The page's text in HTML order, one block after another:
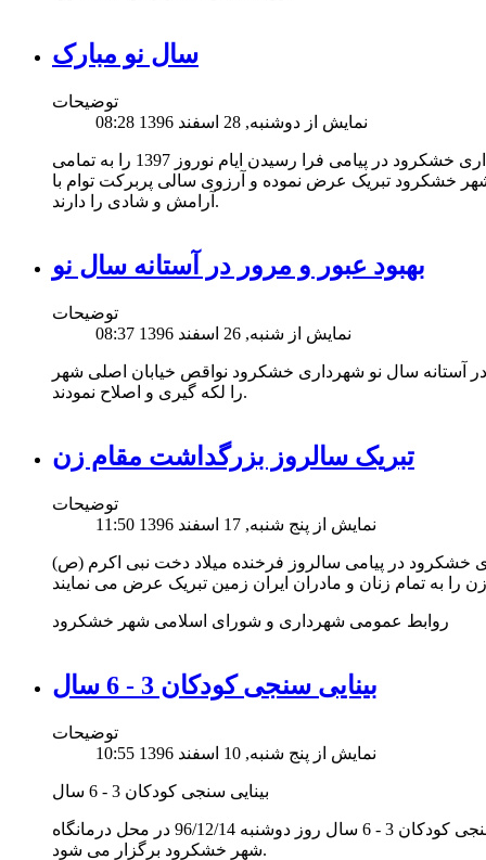
سال نو مبارک
توضیحات
نمایش از دوشنبه, 28 اسفند 1396 08:28
شهردار شورای اسلامی و پرسنل شهرداری خشکرود در پیامی فرا رسیدن ایام نوروز 1397 را به تمامی
خشکرود تبریک عرض نموده و آرزوی سالی پربرکت توام با
آرامش و شادی را دارند.
بهبود عبور و مرور در آستانه سال نو
توضیحات
نمایش از شنبه, 26 اسفند 1396 08:37
سال نو شهرداری خشکرود نواقص خیابان اصلی شهر
را لکه گیری و اصلاح نمودند.
تبریک سالروز بزرگداشت مقام زن
توضیحات
نمایش از پنج شنبه, 17 اسفند 1396 11:50
خشکرود در پیامی سالروز فرخنده میلاد دخت نبی اکرم (ص)
روابط عمومی شهرداری و شورای اسلامی شهر خشکرود
بینایی سنجی کودکان 3 - 6 سال
توضیحات
نمایش از پنج شنبه, 10 اسفند 1396 10:55
بینایی سنجی کودکان 3 - 6 سال
به اطلاع همشهریان عزیز می رساند بینایی سنجی کودکان 3 - 6 سال روز دوشنبه 96/12/14 در محل درمانگاه
شهر خشکرود برگزار می شود.